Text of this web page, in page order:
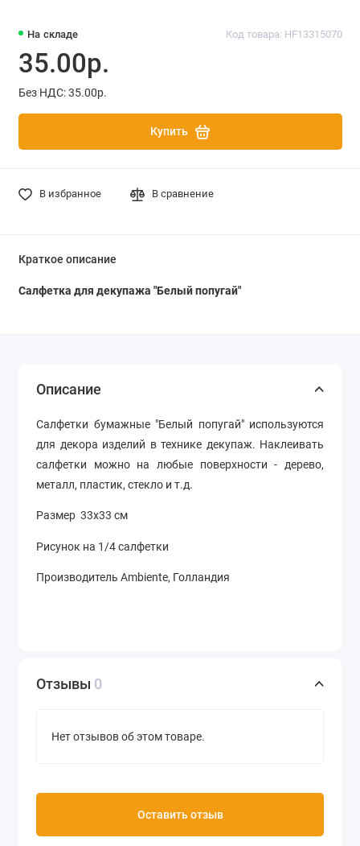
На складе Код товара: HF13315070
35.00р.
Без НДС: 35.00р.
Купить
В избранное В сравнение
Краткое описание
Салфетка для декупажа "Белый попугай"
Описание
Салфетки бумажные "Белый попугай" используются
для декора изделий в технике декупаж. Наклеивать
салфетки можно на любые поверхности - дерево,
металл, пластик, стекло и т.д.
Размер 33х33 см
Рисунок на 1/4 салфетки
Производитель Ambiente, Голландия
Отзывы 0
Нет отзывов об этом товаре.
Оставить отзыв